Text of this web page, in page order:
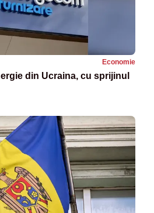
Economie
din Ucraina, cu sprijinul